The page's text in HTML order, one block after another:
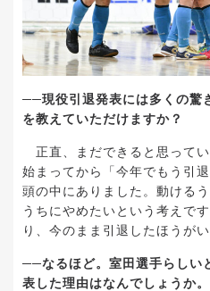
──現役引退発表には多くの驚
を教えていただけますか？
正直、まだできると思って
始まってから「今年でもう引
頭の中にありました。動ける
うちにやめたいという考えで
り、今のまま引退したほうがい
──なるほど。室田選手らしい
表した理由はなんでしょうか。